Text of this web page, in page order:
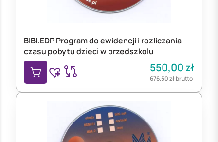
BIBI.EDP Program do ewidencji i rozliczania
czasu pobytu dzieci w przedszkolu
550,00zł
676,50złbrutto